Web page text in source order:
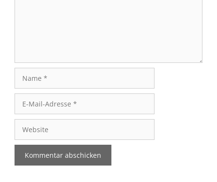
Mail-
Adresse